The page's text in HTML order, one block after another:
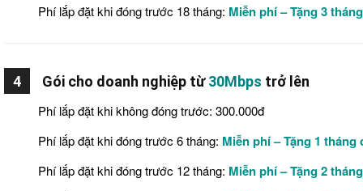
Phí lắp đặt khi đóng trước 18 tháng: Miễn phí – Tặng 3
4 Gói cho doanh nghiệp từ30Mbps trở lên
Phí lắp đặt khi không đóng trước: 300.000đ
Phí lắp đặt khi đóng trước 6 tháng: Miễn phí – Tặng 1 tháng
Phí lắp đặt khi đóng trước 12 tháng: Miễn phí – Tặng 2